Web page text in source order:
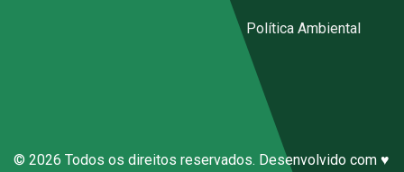
Política Ambiental
© 2026 Todos os direitos reservados. Desenvolvido com ♥